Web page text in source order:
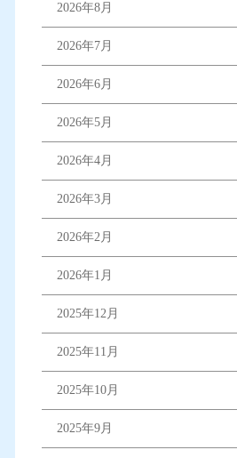
2026年8月
2026年7月
2026年6月
2026年5月
2026年4月
2026年3月
2026年2月
2026年1月
2025年12月
2025年11月
2025年10月
2025年9月